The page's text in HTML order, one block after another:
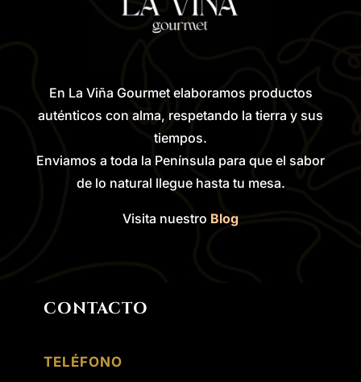
En La Viña Gourmet elaboramos productos
auténticos con alma, respetando la tierra y sus
tiempos.
Enviamos a toda la Península para que el sabor
de lo natural llegue hasta tu mesa.
Visita nuestro Blog
CONTACTO
TELÉFONO